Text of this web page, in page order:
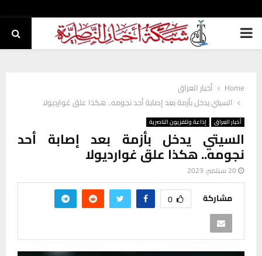
PRIMARY
Home
أخبار العراق
السيتي يدخل بأزمة بعد إصابة أحد نجومه.. هكذا علق غوارديولا
أخبار العراق إذاعة وتلفزيون الناصرية
السيتي يدخل بأزمة بعد إصابة أحد
نجومه.. هكذا علق غوارديولا
20 سبتمبر، 2023
مشاركة 0